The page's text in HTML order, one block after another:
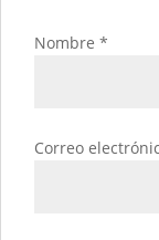
Nombre *
Correo